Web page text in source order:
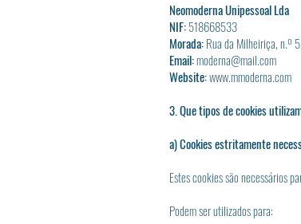
Neomoderna Unipessoal Lda
NIF:518668533
Morada:Rua da Milheiriça, n.º
Email:moderna@mail.com
Website:www.mmoderna.com
3. Que tipos de cookies
a) Cookies estritamente
Estes cookies são necessários
Podem ser utilizados para: